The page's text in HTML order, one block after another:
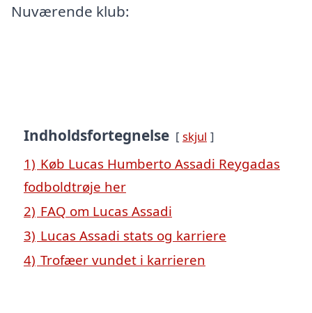
Nuværende klub:
Indholdsfortegnelse skjul
1) Køb Lucas Humberto Assadi Reygadas
fodboldtrøje her
2) FAQ om Lucas Assadi
3) Lucas Assadi stats og karriere
4) Trofæer vundet i karrieren